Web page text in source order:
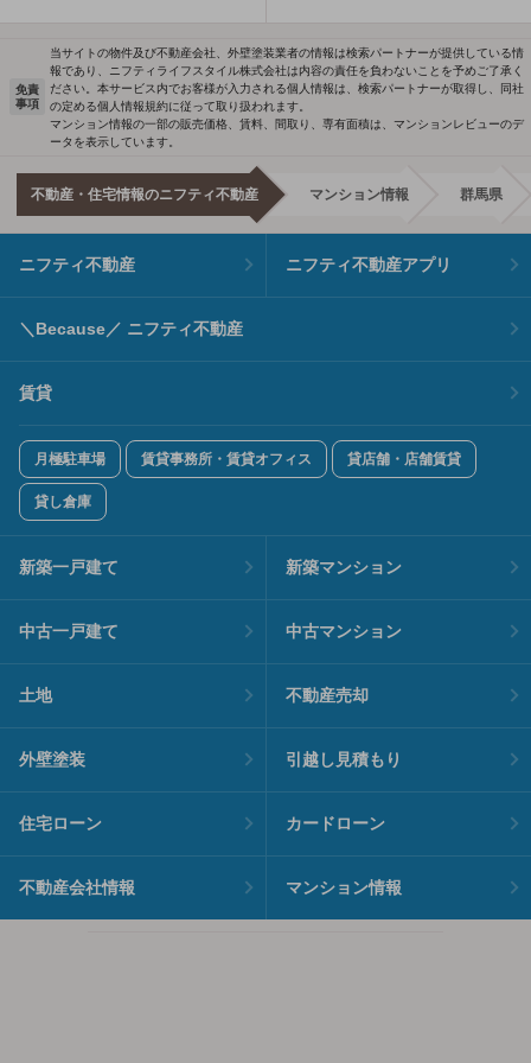
免責
事項
当サイトの物件及び不動産会社、外壁塗装業者の情報は検索パートナーが提供している情
報であり、ニフティライフスタイル株式会社は内容の責任を負わないことを予めご了承く
ださい。本サービス内でお客様が入力される個人情報は、検索パートナーが取得し、同社
の定める個人情報規約に従って取り扱われます。
マンション情報の一部の販売価格、賃料、間取り、専有面積は、マンションレビューのデ
ータを表示しています。
不動産・住宅情報のニフティ不動産 マンション情報 群馬県
ニフティ不動産 ニフティ不動産アプリ
＼Because／ ニフティ不動産
賃貸
月極駐車場 賃貸事務所・賃貸オフィス 貸店舗・店舗賃貸
貸し倉庫
新築一戸建て 新築マンション
中古一戸建て 中古マンション
土地 不動産売却
外壁塗装 引越し見積もり
住宅ローン カードローン
不動産会社情報 マンション情報